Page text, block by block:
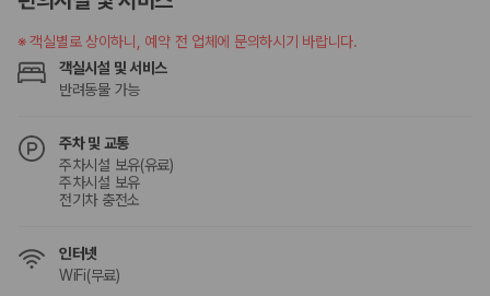
슈퍼자차:더 높은 보장 조건을 원하는 사용자에게 적합합니다.
2000만 고객이 선택한 렌트카 가격비교 플랫폼
카모아는 제주렌트카부터 국내·해외 렌트카까지 비교할 수 있는 렌트카 가
누적 이용 고객수
20,871,562명
사용자 리뷰
예약 가능 차량
67,123대
전국 렌트카 지점
※객실별로 상이하니, 예약 전 업체에 문의하시기 바랍니다.
객실시설 및 서비스
반려동물 가능
주차 및 교통
주차시설 보유(유료)
주차시설 보유
전기차 충전소
인터넷
WiFi(무료)